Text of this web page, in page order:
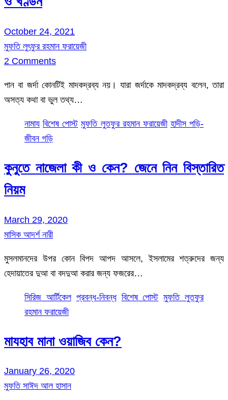
October 24, 2021
মুফতি লুৎফুর রহমান ফরায়েজী
2 Comments
পান বা জর্দা কোনটিই মাদকদ্রব্য নয়। যারা জর্দাকে মাদকদ্রব্য বলেন, তারা
অসত্য কথা বা ভুল তথ্য…
নামায বিশেষ পোস্ট মুফতি লুতফুর রহমান ফরায়েজী হাদীস পড়ি-
জীবন গড়ি
কুনুতে নাজেলা কী ও কেন? জেনে নিন বিস্তারিত
নিয়ম
March 29, 2020
মাসিক আদর্শ নারী
মুসলমানদের উপর কোন বিপদ আপদ আসলে, ইসলামের শত্রুদের জন্য
হেদায়াতের দুআ বা বদদুআ করার জন্য ফজরের…
সিরিজ আর্টিকেল প্রবন্ধ-নিবন্ধ বিশেষ পোস্ট মুফতি লুতফুর
রহমান ফরায়েজী
মাযহাব মানা ওয়াজিব কেন?
January 26, 2020
মুফতি সাঈদ আল হাসান